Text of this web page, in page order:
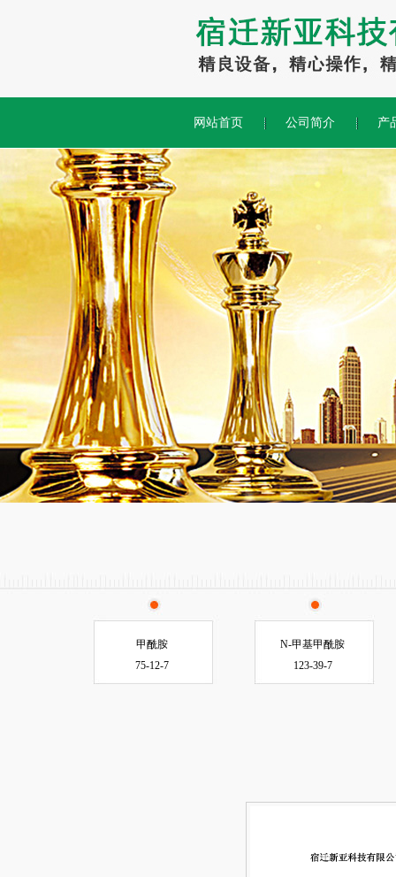
网站首页 公司简介 产
甲酰胺
75-12-7
N-甲基甲酰胺
123-39-7